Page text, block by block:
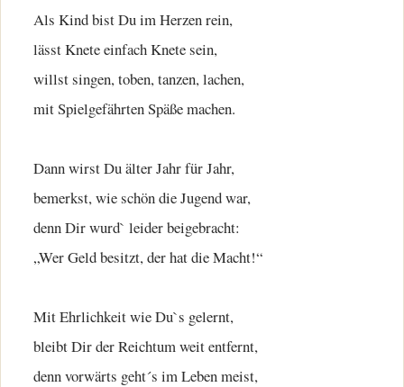
Als Kind bist Du im Herzen rein,
lässt Knete einfach Knete sein,
willst singen, toben, tanzen, lachen,
mit Spielgefährten Späße machen.
Dann wirst Du älter Jahr für Jahr,
bemerkst, wie schön die Jugend war,
denn Dir wurd` leider beigebracht:
„Wer Geld besitzt, der hat die Macht!“
Mit Ehrlichkeit wie Du`s gelernt,
bleibt Dir der Reichtum weit entfernt,
denn vorwärts geht´s im Leben meist,